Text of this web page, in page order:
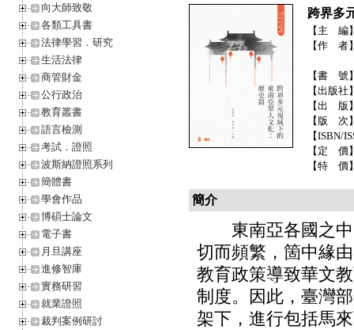
向大師致敬
各類工具書
法律學習．研究
生活法律
商管財金
公行政治
教育叢書
語言檢測
考試．證照
波斯納證照系列
簡體書
學會作品
博碩士論文
電子書
月旦講座
進修智庫
實務研習
就業證照
裁判案例研討
跨界多
【主 編
【作 者
【書 號
【出版社
【出 版
【版 次
【ISBN/
【定 價
【特 價
簡介
東南亞各國之中
切而頻繁，箇中緣
教育政策導致華文
制度。因此，臺灣
架下，進行包括馬